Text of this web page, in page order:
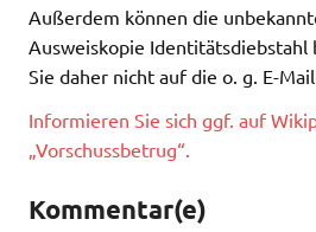
Außerdem können die
Ausweiskopie Identitätsdiebstahl
Sie daher nicht auf die o. g. E-
Informieren Sie sich ggf. auf
„Vorschussbetrug“.
Kommentar(e)